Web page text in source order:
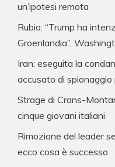
un’ipotesi remota
Rubio: “Trump ha
Groenlandia”,
Iran: eseguita la
accusato di spionaggio
Strage di Crans-
cinque giovani italiani
Rimozione del leader
ecco cosa è successo